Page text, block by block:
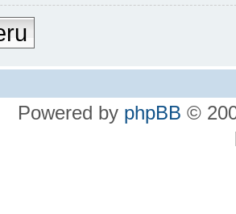
Powered by phpBB ©